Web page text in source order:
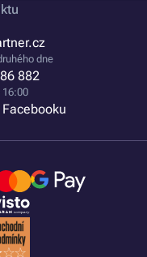
dne
882
16:00